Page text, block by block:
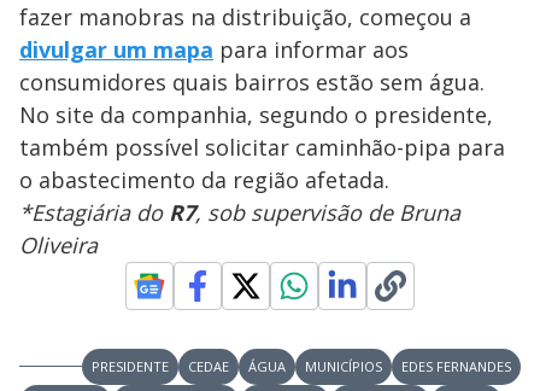
fazer manobras na distribuição, começou a
divulgar um mapa para informar aos
consumidores quais bairros estão sem água.
No site da companhia, segundo o presidente,
também possível solicitar caminhão-pipa para
o abastecimento da região afetada.
*Estagiária do R7, sob supervisão de Bruna
Oliveira
PRESIDENTE CEDAE ÁGUA MUNICÍPIOS
EDES FERNANDES